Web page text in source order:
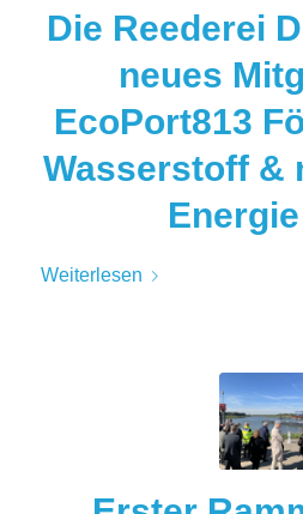
Die Reederei
neues
EcoPort813
Wasserstoff &
Energie
Weiterlesen